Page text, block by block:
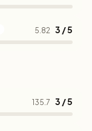
5.82 3 / 5
135.7 3 / 5